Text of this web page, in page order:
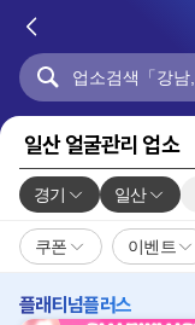
일산 얼굴관리 업소
경기 일산
쿠폰 이벤트
플래티넘플러스